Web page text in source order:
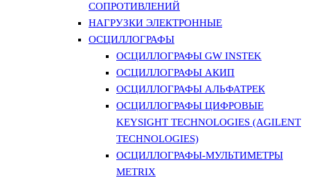
СОПРОТИВЛЕНИЙ
НАГРУЗКИ ЭЛЕКТРОННЫЕ
ОСЦИЛЛОГРАФЫ
ОСЦИЛЛОГРАФЫ GW INSTEK
ОСЦИЛЛОГРАФЫ АКИП
ОСЦИЛЛОГРАФЫ АЛЬФАТРЕК
ОСЦИЛЛОГРАФЫ ЦИФРОВЫЕ
KEYSIGHT TECHNOLOGIES (AGILENT
TECHNOLOGIES)
ОСЦИЛЛОГРАФЫ-МУЛЬТИМЕТРЫ
METRIX